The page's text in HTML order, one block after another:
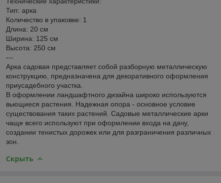
Тип: арка
Количество в упаковке: 1
Длина: 20 см
Ширина: 125 см
Высота: 250 см
---
Арка садовая представляет собой разборную металлическую
конструкцию, предназначена для декоративного оформления
приусадебного участка.
В оформлении ландшафтного дизайна широко используются
вьющиеся растения. Надежная опора - основное условие
существования таких растений. Садовые металлические арки
чаще всего используют при оформлении входа на дачу,
создании тенистых дорожек или для разграничения различных
зон.
Скрыть